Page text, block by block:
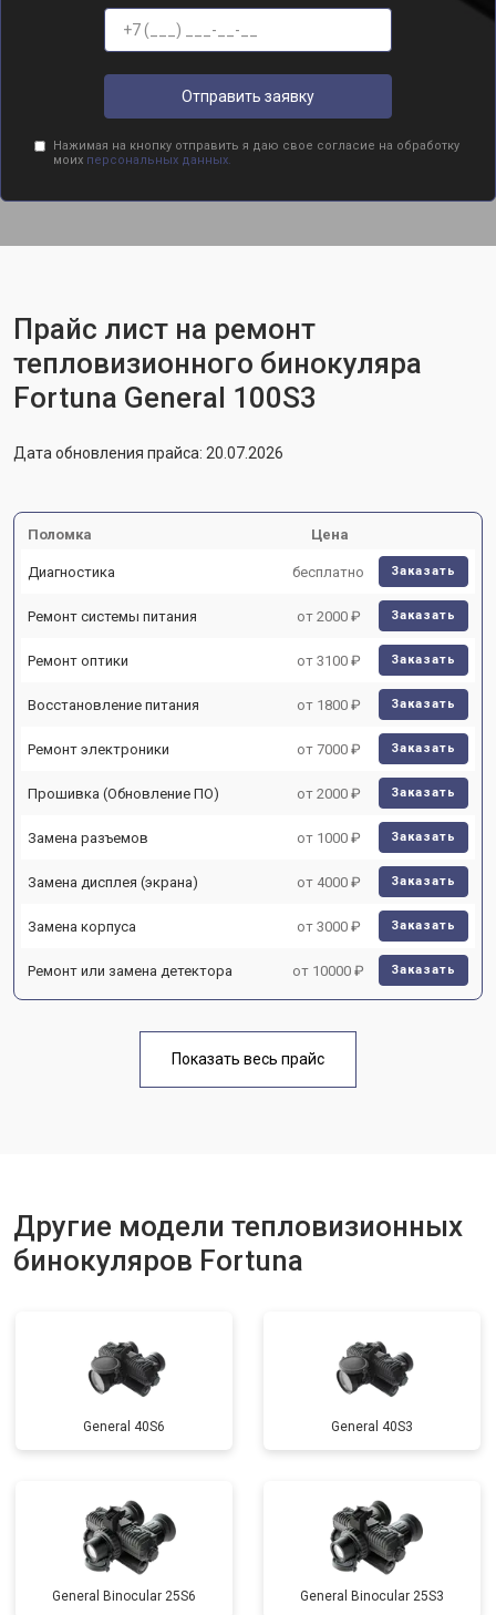
Отправить заявку
Нажимая на кнопку отправить я даю свое согласие на обработку
моих персональных данных.
Прайс лист на ремонт
тепловизионного бинокуляра
Fortuna General 100S3
Дата обновления прайса: 20.07.2026
Поломка Цена
Диагностика бесплатно Заказать
Ремонт системы питания от 2000 ₽ Заказать
Ремонт оптики от 3100 ₽ Заказать
Восстановление питания от 1800 ₽ Заказать
Ремонт электроники от 7000 ₽ Заказать
Прошивка (Обновление ПО) от 2000 ₽ Заказать
Замена разъемов от 1000 ₽ Заказать
Замена дисплея (экрана) от 4000 ₽ Заказать
Замена корпуса от 3000 ₽ Заказать
Ремонт или замена детектора от 10000 ₽ Заказать
Показать весь прайс
Другие модели тепловизионных
бинокуляров Fortuna
General 40S6 General 40S3
General Binocular 25S6 General Binocular 25S3